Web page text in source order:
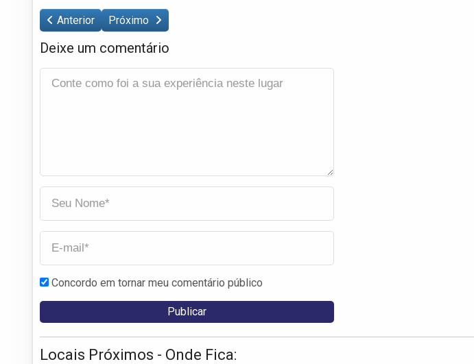
Anterior Próximo
Deixe um comentário
Concordo em tornar meu comentário público
Locais Próximos - Onde Fica: